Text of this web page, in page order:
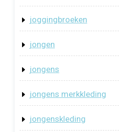
joggingbroeken
jongen
jongens
jongens merkkleding
jongenskleding